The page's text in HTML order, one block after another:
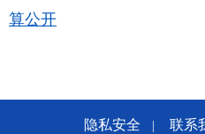
算公开
隐私安全 联系